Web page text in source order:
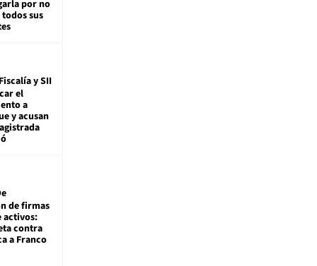
por no
sus
Fiscalía y SII
el
a
y acusan
de firmas
activos:
contra
a Franco